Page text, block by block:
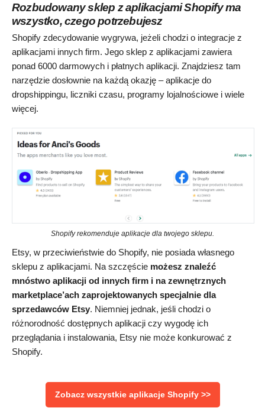
Rozbudowany sklep z aplikacjami Shopify ma
wszystko, czego potrzebujesz
Shopify zdecydowanie wygrywa, jeżeli chodzi o integracje z
aplikacjami innych firm. Jego sklep z aplikacjami zawiera
ponad 6000 darmowych i płatnych aplikacji. Znajdziesz tam
narzędzie dosłownie na każdą okazję – aplikacje do
dropshippingu, liczniki czasu, programy lojalnościowe i wiele
więcej.
Shopify rekomenduje aplikacje dla twojego sklepu.
Etsy, w przeciwieństwie do Shopify, nie posiada własnego
sklepu z aplikacjami. Na szczęście możesz znaleźć
mnóstwo aplikacji od innych firm i na zewnętrznych
marketplace’ach zaprojektowanych specjalnie dla
sprzedawców Etsy. Niemniej jednak, jeśli chodzi o
różnorodność dostępnych aplikacji czy wygodę ich
przeglądania i instalowania, Etsy nie może konkurować z
Shopify.
Zobacz wszystkie aplikacje Shopify >>